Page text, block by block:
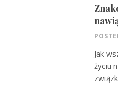
Jak
życiu